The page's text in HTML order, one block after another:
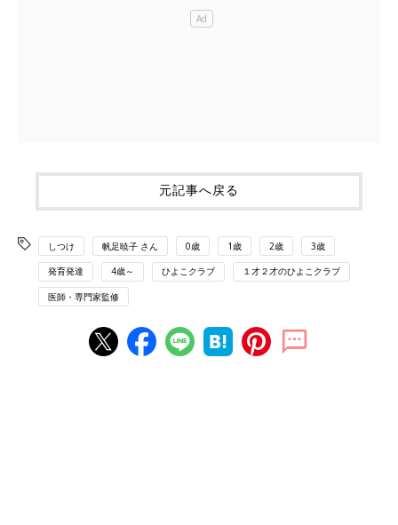
元記事へ戻る
しつけ 帆足暁子 さん 0歳 1歳 2歳 3歳
発育発達 4歳～ ひよこクラブ １才２才のひよこクラブ
医師・専門家監修